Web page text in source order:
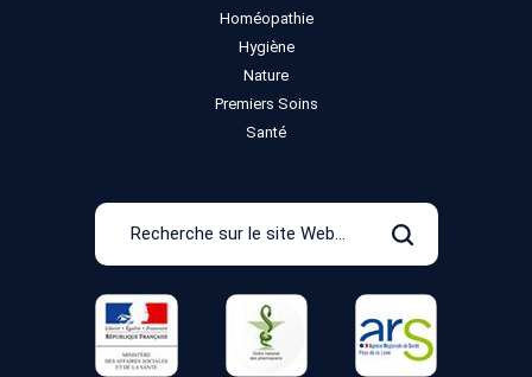
Homéopathie
Hygiène
Nature
Premiers Soins
Santé
Recherche
le
site
Web
Rechercher